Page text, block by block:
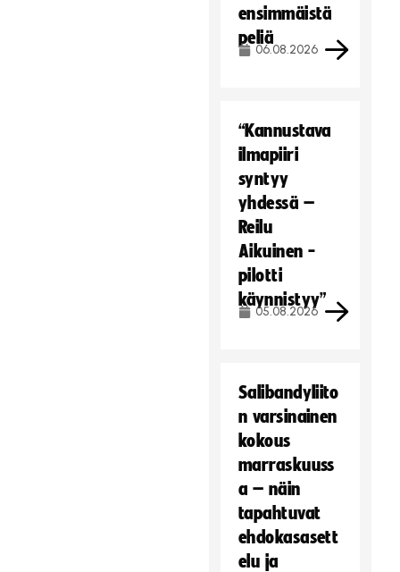
ensimmäistä
peliä
06.08.2026
“Kannustava
ilmapiiri
syntyy
yhdessä –
Reilu
Aikuinen -
pilotti
käynnistyy”
05.08.2026
Salibandyliito
n varsinainen
kokous
marraskuuss
a – näin
tapahtuvat
ehdokasasett
elu ja